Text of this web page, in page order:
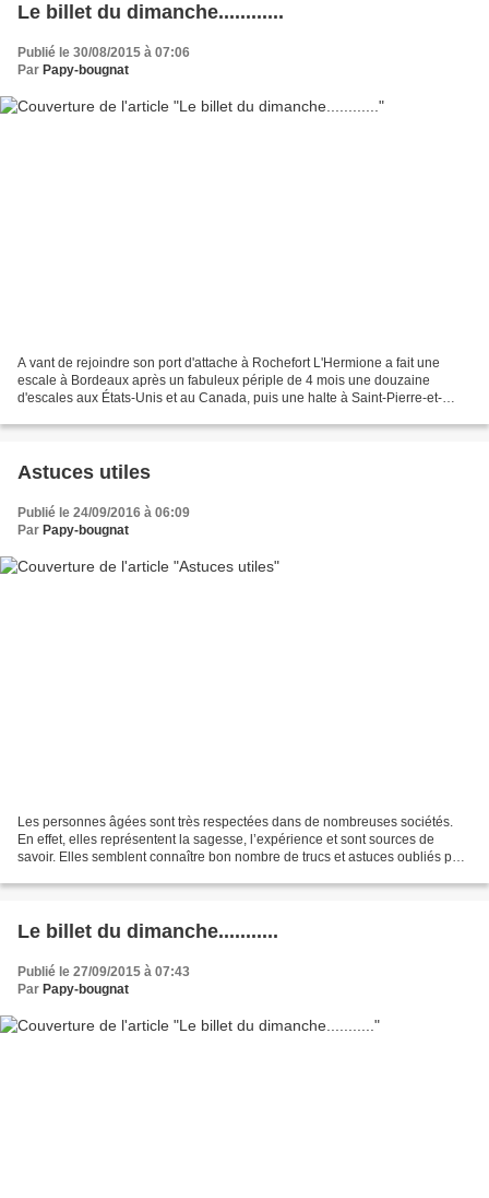
Le billet du dimanche............
Publié le 30/08/2015 à 07:06
Par Papy-bougnat
A vant de rejoindre son port d'attache à Rochefort L'Hermione a fait une
escale à Bordeaux après un fabuleux périple de 4 mois une douzaine
d'escales aux États-Unis et au Canada, puis une halte à Saint-Pierre-et-
Astuces utiles
Publié le 24/09/2016 à 06:09
Par Papy-bougnat
Les personnes âgées sont très respectées dans de nombreuses sociétés.
En effet, elles représentent la sagesse, l’expérience et sont sources de
savoir. Elles semblent connaître bon nombre de trucs et astuces oubliés par
Le billet du dimanche...........
Publié le 27/09/2015 à 07:43
Par Papy-bougnat